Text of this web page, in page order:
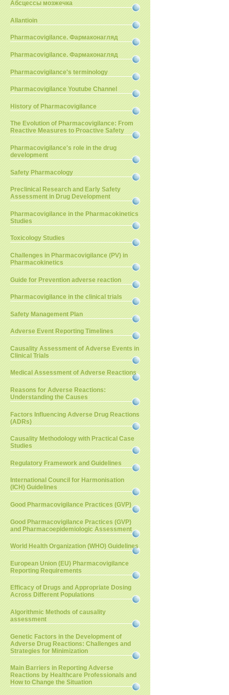
Абсцессы мозжечка
Allantioin
Pharmacovigilance. Фармаконагляд
Pharmacovigilance. Фармаконагляд
Pharmacovigilance's terminology
Pharmacovigilance Youtube Channel
History of Pharmacovigilance
The Evolution of Pharmacovigilance: From
Reactive Measures to Proactive Safety
Pharmacovigilance's role in the drug
development
Safety Pharmacology
Preclinical Research and Early Safety
Assessment in Drug Development
Pharmacovigilance in the Pharmacokinetics
Studies
Toxicology Studies
Challenges in Pharmacovigilance (PV) in
Pharmacokinetics
Guide for Prevention adverse reaction
Pharmacovigilance in the clinical trials
Safety Management Plan
Adverse Event Reporting Timelines
Causality Assessment of Adverse Events in
Clinical Trials
Medical Assessment of Adverse Reactions
Reasons for Adverse Reactions:
Understanding the Causes
Factors Influencing Adverse Drug Reactions
(ADRs)
Causality Methodology with Practical Case
Studies
Regulatory Framework and Guidelines
International Council for Harmonisation
(ICH) Guidelines
Good Pharmacovigilance Practices (GVP)
Good Pharmacovigilance Practices (GVP)
and Pharmacoepidemiologic Assessment
World Health Organization (WHO) Guidelines
European Union (EU) Pharmacovigilance
Reporting Requirements
Efficacy of Drugs and Appropriate Dosing
Across Different Populations
Algorithmic Methods of causality
assessment
Genetic Factors in the Development of
Adverse Drug Reactions: Challenges and
Strategies for Minimization
Main Barriers in Reporting Adverse
Reactions by Healthcare Professionals and
How to Change the Situation